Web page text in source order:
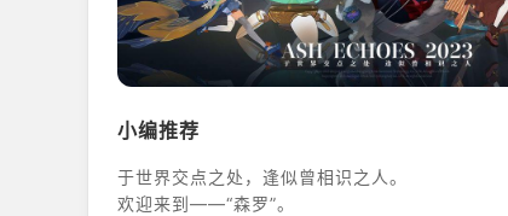
小编推荐
于世界交点之处，逢似曾相识之人。
欢迎来到——“森罗”。